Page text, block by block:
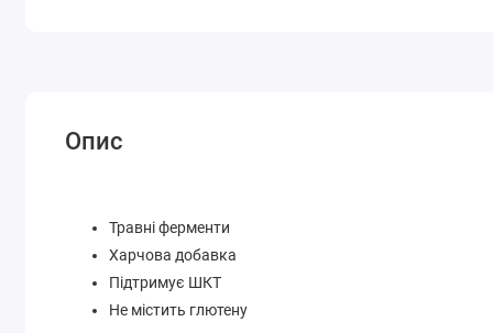
Опис
Травні ферменти
Харчова добавка
Підтримує ШКТ
Не містить глютену